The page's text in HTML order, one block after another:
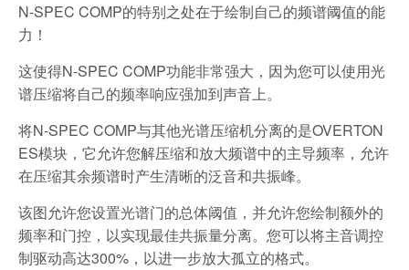
N-SPEC COMP的特别之处在于绘制自己的频谱阈值的能
力！
这使得N-SPEC COMP功能非常强大，因为您可以使用光
谱压缩将自己的频率响应强加到声音上。
将N-SPEC COMP与其他光谱压缩机分离的是OVERTON
ES模块，它允许您解压缩和放大频谱中的主导频率，允许
在压缩其余频谱时产生清晰的泛音和共振峰。
该图允许您设置光谱门的总体阈值，并允许您绘制额外的
频率和门控，以实现最佳共振量分离。您可以将主音调控
制驱动高达300%，以进一步放大孤立的格式。